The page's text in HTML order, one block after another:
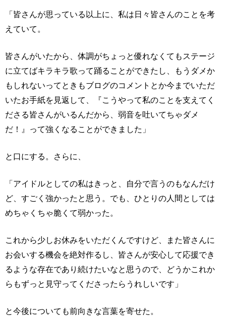
「皆さんが思っている以上に、私は日々皆さんのことを考
えていて。
皆さんがいたから、体調がちょっと優れなくてもステージ
に立てばキラキラ歌って踊ることができたし、もうダメか
もしれないってときもブログのコメントとか今までいただ
いたお手紙を見返して、『こうやって私のことを支えてく
ださる皆さんがいるんだから、弱音を吐いてちゃダメ
だ！』って強くなることができました」
と口にする。さらに、
「アイドルとしての私はきっと、自分で言うのもなんだけ
ど、すごく強かったと思う。でも、ひとりの人間としては
めちゃくちゃ脆くて弱かった。
これから少しお休みをいただくんですけど、また皆さんに
お会いする機会を絶対作るし、皆さんが安心して応援でき
るような存在であり続けたいなと思うので、どうかこれか
らもずっと見守ってくださったらうれしいです」
と今後についても前向きな言葉を寄せた。